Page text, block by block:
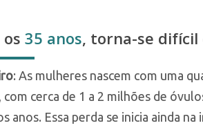
os 35 anos, torna-se
: As mulheres nascem com uma
com cerca de 1 a 2 milhões de
anos. Essa perda se inicia ainda